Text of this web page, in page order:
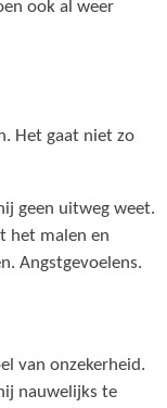
ook al weer
Het gaat niet zo
geen uitweg weet.
het malen en
Angstgevoelens.
van onzekerheid.
nauwelijks te